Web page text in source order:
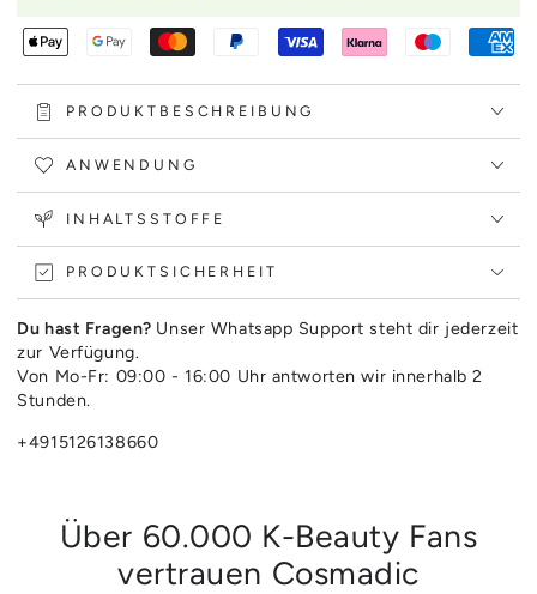
Shot
300hL
2
Step
Mask
Shot
300hL
2
Step
Mask
PRODUKTBESCHREIBUNG
ANWENDUNG
INHALTSSTOFFE
PRODUKTSICHERHEIT
Du hast Fragen? Unser Whatsapp Support steht dir jederzeit
zur Verfügung.
Von Mo-Fr: 09:00 - 16:00 Uhr antworten wir innerhalb 2
Stunden.
+4915126138660
Über 60.000 K-Beauty Fans
vertrauen Cosmadic